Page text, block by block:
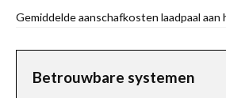
Gemiddelde aanschafkosten laadpaal aan
Betrouwbare systemen